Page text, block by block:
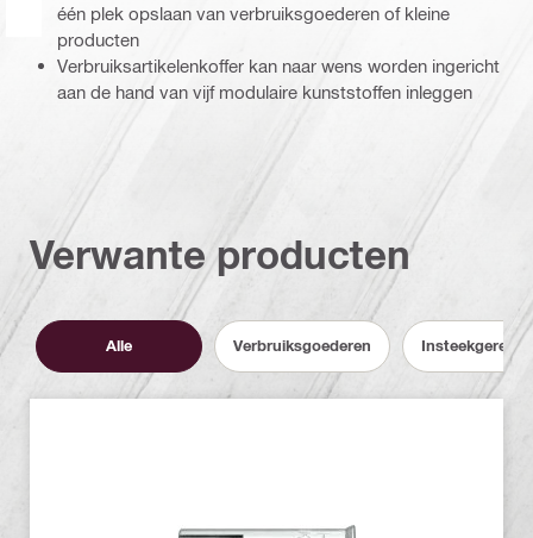
één plek opslaan van verbruiksgoederen of kleine
producten
Verbruiksartikelenkoffer kan naar wens worden ingericht
aan de hand van vijf modulaire kunststoffen inleggen
Verwante producten
Alle Verbruiksgoederen